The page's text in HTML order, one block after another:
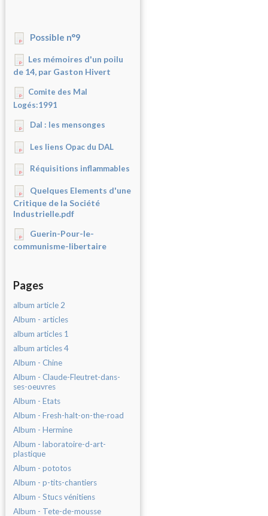
Possible n°9
Les mémoires d'un poilu
de 14, par Gaston Hivert
Comite des Mal
Logés:1991
Dal : les mensonges
Les liens Opac du DAL
Réquisitions inflammables
Quelques Elements d'une
Critique de la Société
Industrielle.pdf
Guerin-Pour-le-
communisme-libertaire
Pages
album article 2
Album - articles
album articles 1
album articles 4
Album - Chine
Album - Claude-Fleutret-dans-
ses-oeuvres
Album - Etats
Album - Fresh-halt-on-the-road
Album - Hermine
Album - laboratoire-d-art-
plastique
Album - pototos
Album - p-tits-chantiers
Album - Stucs vénitiens
Album - Tete-de-mousse